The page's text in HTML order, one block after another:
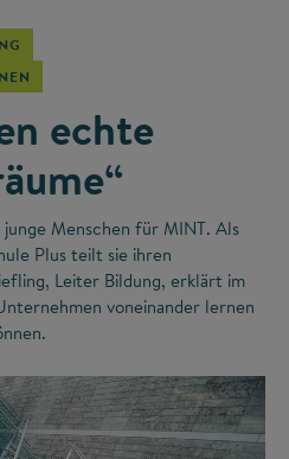
echte
Menschen für MINT. Als
Plus teilt sie ihren
Leiter Bildung, erklärt im
voneinander lernen